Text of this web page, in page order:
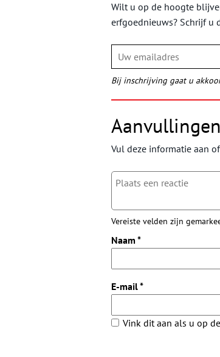
Wilt u op de hoogte
erfgoednieuws? Schrijf u
Bij inschrijving gaat u
Aanvullingen
Vul deze informatie aan
Vereiste velden zijn
Naam *
E-mail*
Vink dit aan als u op